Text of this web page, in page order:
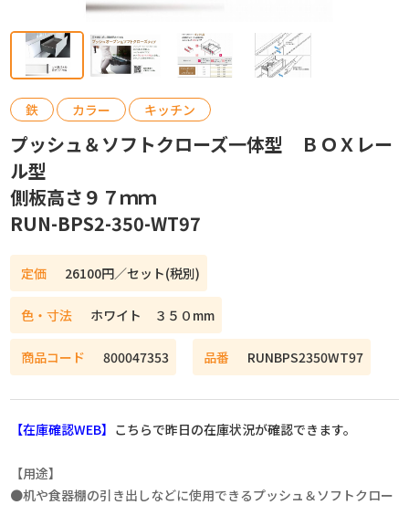
鉄 カラー キッチン
プッシュ＆ソフトクローズ一体型 ＢＯＸレー
ル型
側板高さ９７ｍｍ
RUN-BPS2-350-WT97
定価 26100円／セット(税別)
色・寸法 ホワイト ３５０mm
商品コード 800047353 品番 RUNBPS2350WT97
【在庫確認WEB】 こちらで昨日の在庫状況が確認できます。
【用途】
●机や食器棚の引き出しなどに使用できるプッシュ＆ソフトクロー